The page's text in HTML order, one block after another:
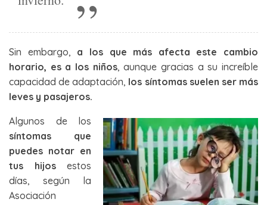
Sin embargo, a los que más afecta este cambio
horario, es a los niños, aunque gracias a su increíble
capacidad de adaptación, los síntomas suelen ser más
leves y pasajeros.
Algunos de los
síntomas que
puedes notar en
tus hijosestos
días, según la
Asociación